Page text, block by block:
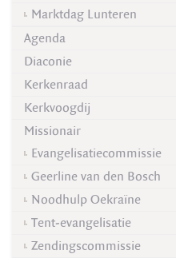
Marktdag Lunteren
Agenda
Diaconie
Kerkenraad
Kerkvoogdij
Missionair
Evangelisatiecommissie
Geerline van den Bosch
Noodhulp Oekraïne
Tent-evangelisatie
Zendingscommissie